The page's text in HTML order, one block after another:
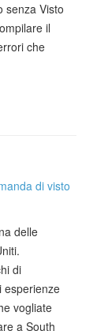
senza Visto
il
che
di visto
delle
di
esperienze
vogliate
a South